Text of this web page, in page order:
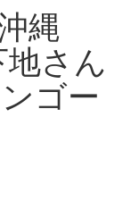
縄
さん
ゴー